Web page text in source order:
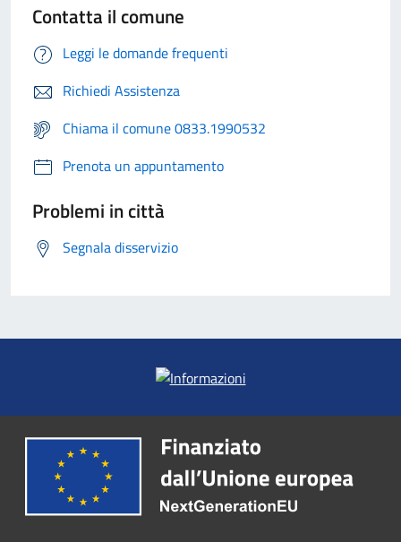
Contatta il comune
Leggi le domande frequenti
Richiedi Assistenza
Chiama il comune 0833.1990532
Prenota un appuntamento
Problemi in città
Segnala disservizio